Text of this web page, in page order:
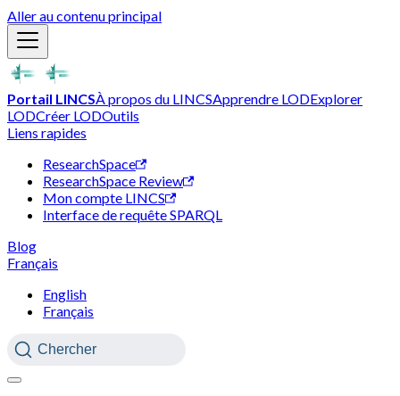
Aller au contenu principal
Portail LINCSÀ propos du LINCSApprendre LODExplorer
LODCréer LODOutils
Liens rapides
ResearchSpace
ResearchSpace Review
Mon compte LINCS
Interface de requête SPARQL
Blog
Français
English
Français
Chercher